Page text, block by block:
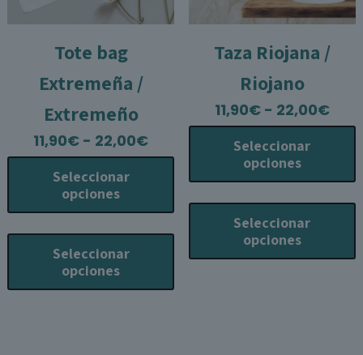
Tote bag
Extremeña /
Extremeño
11,90€ - 22,00€Rango
de
precios:
desde
11,90€
hasta
22,00€
Seleccionar
opciones
Seleccionar
opciones
múltiples
Taza Riojana /
Riojano
11,90€ - 22,00€
de
Seleccionar
opciones
Seleccionar
opciones